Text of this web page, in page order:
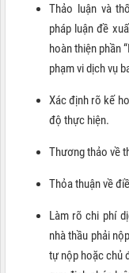
Thảo luận và
pháp luận đề
hoàn thiện phần
phạm vi dịch vụ
Xác định rõ kế
độ thực hiện.
Thương thảo về
Thỏa thuận về
Làm rõ chi phí
nhà thầu phải
tự nộp hoặc chủ